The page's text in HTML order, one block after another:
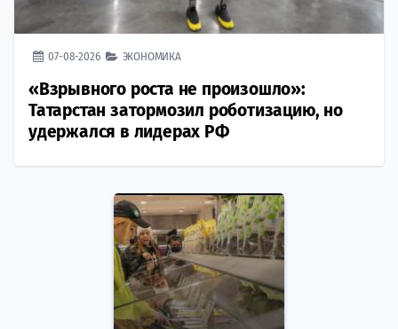
07-08-2026 ЭКОНОМИКА
«Взрывного роста не произошло»:
Татарстан затормозил роботизацию, но
удержался в лидерах РФ